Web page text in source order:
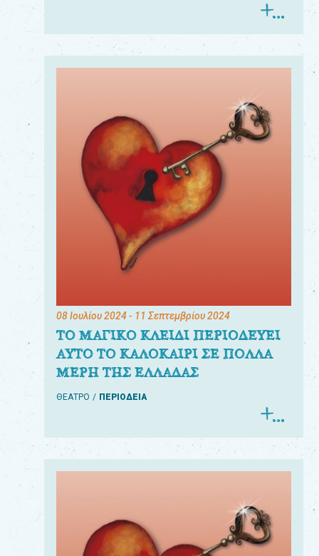
08 Ιουλίου 2024- 11 Σεπτεμβρίου 2024
ΤΟ ΜΑΓΙΚΟ ΚΛΕΙΔΙ ΠΕΡΙΟΔΕΥΕΙ
ΑΥΤΟ ΤΟ ΚΑΛΟΚΑΙΡΙ ΣΕ ΠΟΛΛΑ
ΜΕΡΗ ΤΗΣ ΕΛΛΑΔΑΣ
ΘΕΑΤΡΟ ΠΕΡΙΟΔΕΙΑ